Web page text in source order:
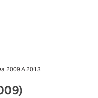
2009 A 2013